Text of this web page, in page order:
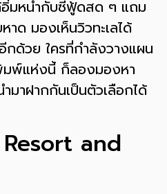
อิ่มหนำกับซีฟู้ดสด ๆ แถม
ด มองเห็นวิวทะเลได้
กด้วย ใครที่กำลังวางแผน
พ์แห่งนี้ ก็ลองมองหา
มาฝากกันเป็นตัวเลือกได้
and